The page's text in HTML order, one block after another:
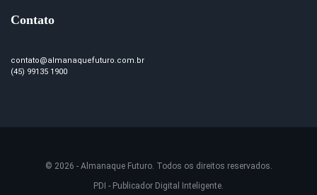
Contato
contato@almanaquefuturo.com.br
(45) 99135 1900
© 2026 - Almanaque Futuro. Todos os direitos reservados.
PDI - Publicador Digital Inteligente.